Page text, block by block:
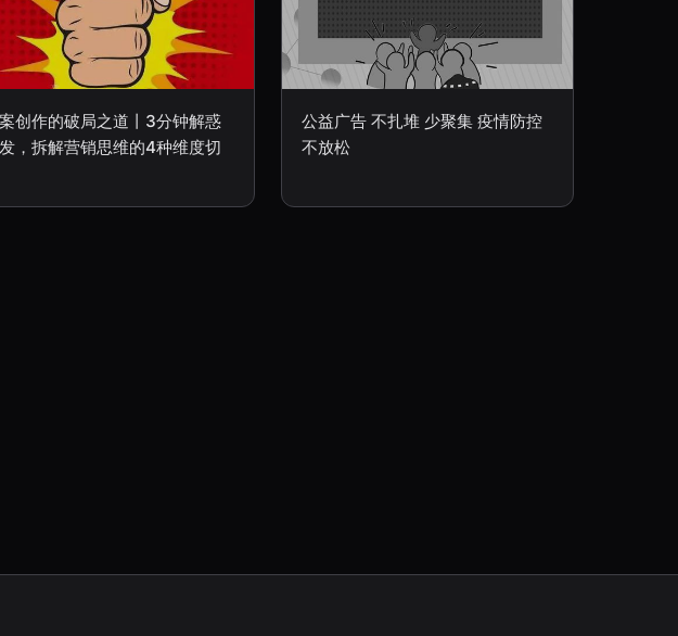
创作的破局之道丨3分钟解惑
，拆解营销思维的4种维度切
公益广告 不扎堆 少聚集 疫情防控
不放松